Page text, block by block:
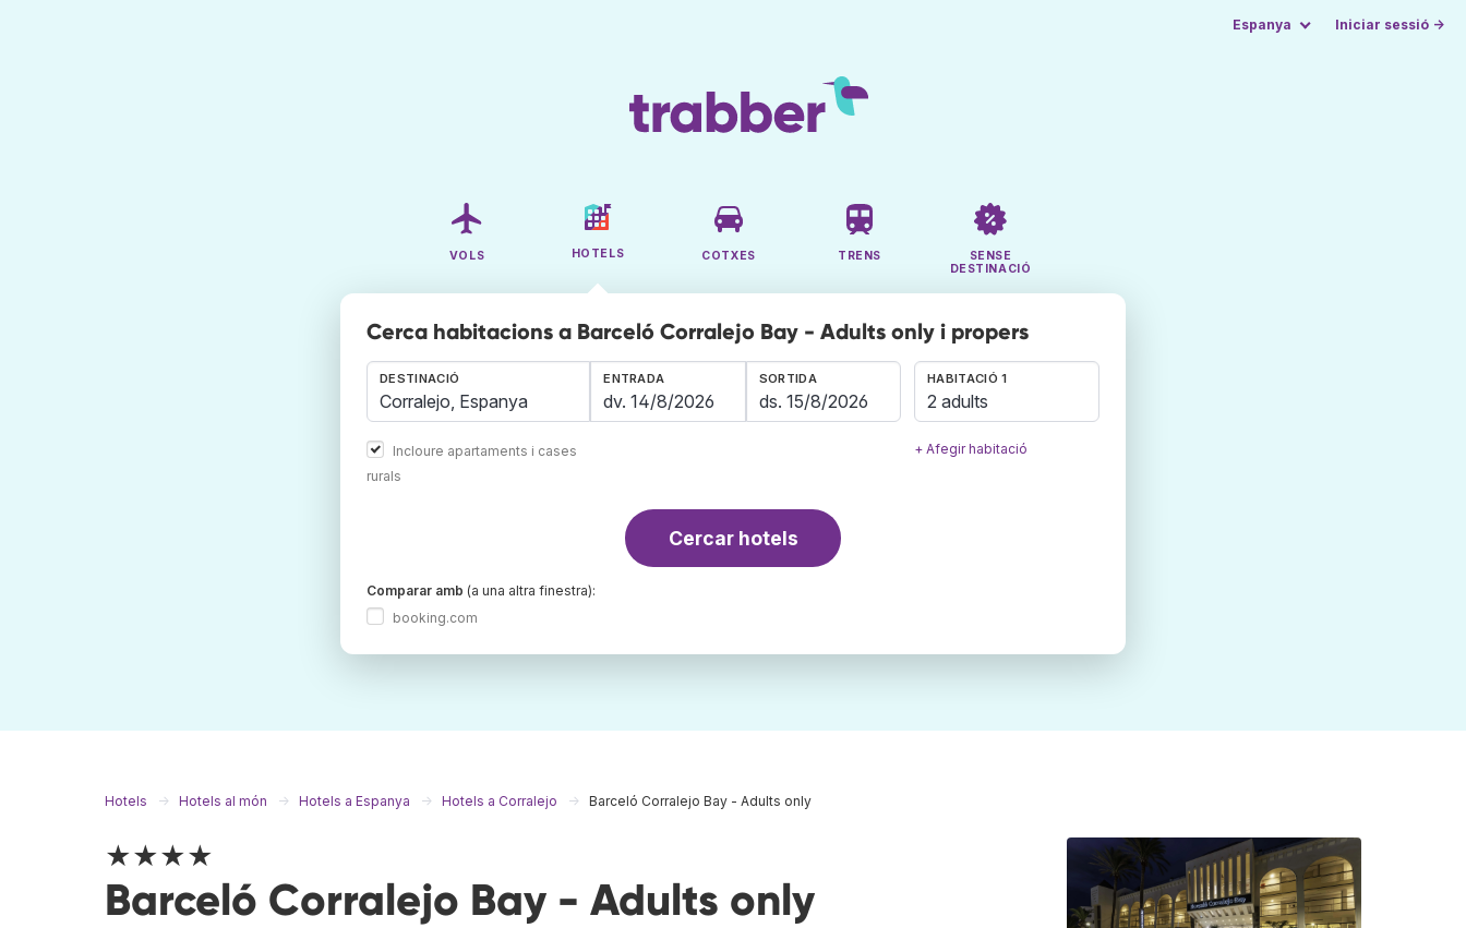
Espanya Iniciar sessió →
VOLS HOTELS COTXES TRENS
SENSE
DESTINACIÓ
Cerca habitacions a Barceló Corralejo Bay - Adults only i propers
DESTINACIÓ
Incloure apartaments i cases
rurals
ENTRADA SORTIDA HABITACIÓ 1
2 adults
+ Afegir habitació
Cercar hotels
Comparar amb (a una altra finestra):
booking.com
Hotels Hotels al món Hotels a Espanya Hotels a Corralejo Barceló Corralejo Bay - Adults only
★★★★
Barceló Corralejo Bay - Adults only